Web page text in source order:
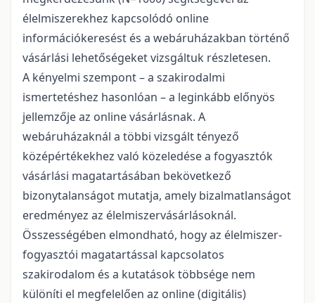
élelmiszerekhez kapcsolódó online
információkeresést és a webáruházakban történő
vásárlási lehetőségeket vizsgáltuk részletesen.
A kényelmi szempont – a szakirodalmi
ismertetéshez hasonlóan – a leginkább előnyös
jellemzője az online vásárlásnak. A
webáruházaknál a többi vizsgált tényező
középértékekhez való közeledése a fogyasztók
vásárlási magatartásában bekövetkező
bizonytalanságot mutatja, amely bizalmatlanságot
eredményez az élelmiszervásárlásoknál.
Összességében elmondható, hogy az élelmiszer-
fogyasztói magatartással kapcsolatos
szakirodalom és a kutatások többsége nem
különíti el megfelelően az online (digitális)